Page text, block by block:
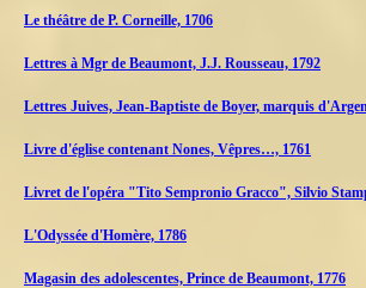
Le théâtre de P. Corneille, 1706
Lettres à Mgr de Beaumont, J.J. Rousseau, 1792
Lettres Juives, Jean-Baptiste de Boyer, marquis
Livre d'église contenant Nones, Vêpres…, 1761
Livret de l'opéra "Tito Sempronio Gracco", Silvio
L'Odyssée d'Homère, 1786
Magasin des adolescentes, Prince de Beaumont, 1776